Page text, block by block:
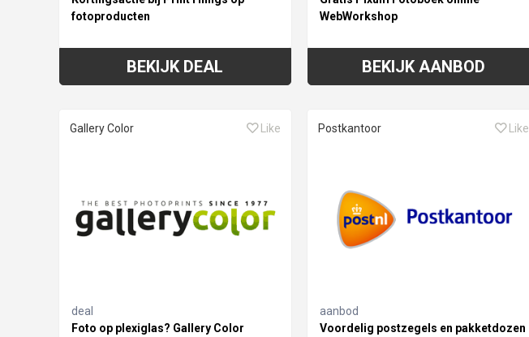
fotoproducten
BEKIJK DEAL
WebWorkshop
BEKIJK AANBOD
Gallery Color Like
deal
Foto op plexiglas? Gallery Color
Postkantoor Like
aanbod
Voordelig postzegels en pakketdozen